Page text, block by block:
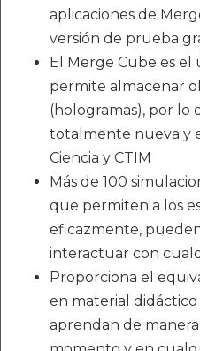
aplicaciones de
versión de prueba
El Merge Cube es
permite almacenar
(hologramas), por lo
totalmente nueva y
Ciencia y CTIM
Más de 100
que permiten a los
eficazmente,
interactuar con
Proporciona el
en material
aprendan de